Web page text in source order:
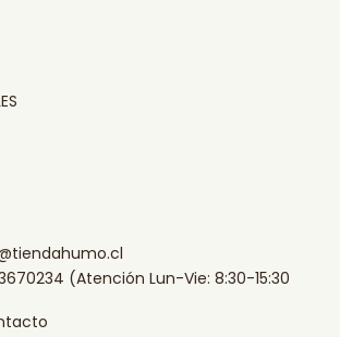
(Atención Lun-Vie: 8:30-15:30